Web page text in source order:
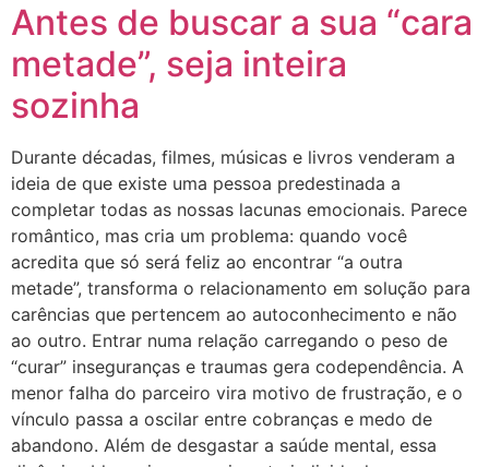
Antes de buscar a sua “cara
metade”, seja inteira
sozinha
Durante décadas, filmes, músicas e livros venderam a
ideia de que existe uma pessoa predestinada a
completar todas as nossas lacunas emocionais. Parece
romântico, mas cria um problema: quando você
acredita que só será feliz ao encontrar “a outra
metade”, transforma o relacionamento em solução para
carências que pertencem ao autoconhecimento e não
ao outro. Entrar numa relação carregando o peso de
“curar” inseguranças e traumas gera codependência. A
menor falha do parceiro vira motivo de frustração, e o
vínculo passa a oscilar entre cobranças e medo de
abandono. Além de desgastar a saúde mental, essa